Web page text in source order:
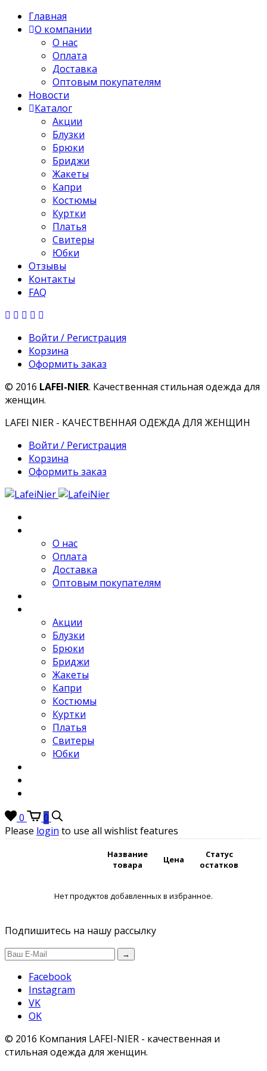
Главная
О компании
О нас
Оплата
Доставка
Оптовым покупателям
Новости
Каталог
Акции
Блузки
Брюки
Бриджи
Жакеты
Капри
Костюмы
Куртки
Платья
Свитеры
Юбки
Отзывы
Контакты
FAQ
Войти / Регистрация
Корзина
Оформить заказ
© 2016 LAFEI-NIER. Качественная стильная одежда для
женщин.
LAFEI NIER - КАЧЕСТВЕННАЯ ОДЕЖДА ДЛЯ ЖЕНЩИН
Войти / Регистрация
Корзина
Оформить заказ
О нас
Оплата
Доставка
Оптовым покупателям
Акции
Блузки
Брюки
Бриджи
Жакеты
Капри
Костюмы
Куртки
Платья
Свитеры
Юбки
0
0
Please login to use all wishlist features
Название
товара
Цена
Статус
остатков
Нет продуктов добавленных в избранное.
Подпишитесь на нашу рассылку
→
Facebook
Instagram
VK
OK
© 2016 Компания LAFEI-NIER - качественная и
стильная одежда для женщин.